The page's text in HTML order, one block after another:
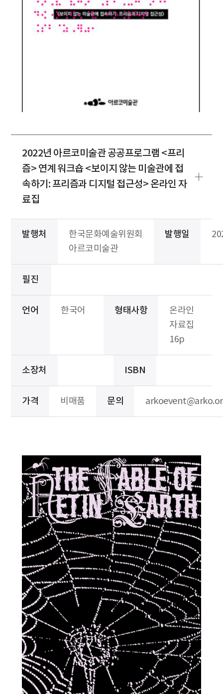
2022년 아르코미술관 공공프로그램 <프리
즘> 연계 워크숍 <보이지 않는 미술관에 접
속하기: 프리즘과 디지털 접근성> 온라인 자
료집
발행처
한국문화예술위원회
아르코미술관
발행일
필진
언어 한국어 형태사항
온라인
자료집
16p
소장처 ISBN
가격 비매품 문의